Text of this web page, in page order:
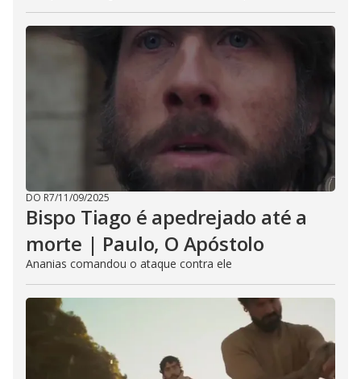
DO R7/11/09/2025
Bispo Tiago é apedrejado até a
morte | Paulo, O Apóstolo
Ananias comandou o ataque contra ele